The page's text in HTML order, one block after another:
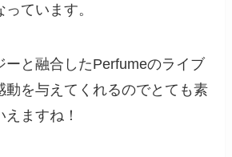
ています。
ーと融合したPerfumeのライブ
動を与えてくれるのでとても素
ますね！